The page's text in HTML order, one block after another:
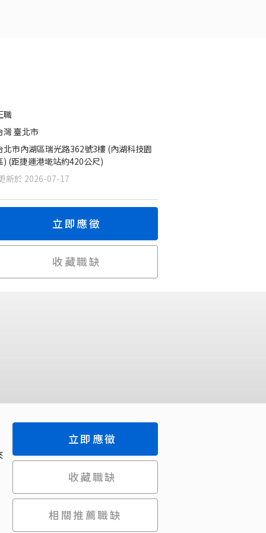
職
灣 臺北市
北市內湖區瑞光路362號3樓 (內湖科技園
) (距捷運港墘站約420公尺)
新於 2026-07-17
立即應徵
收藏職缺
立即應徵
收藏職缺
相關推薦職缺